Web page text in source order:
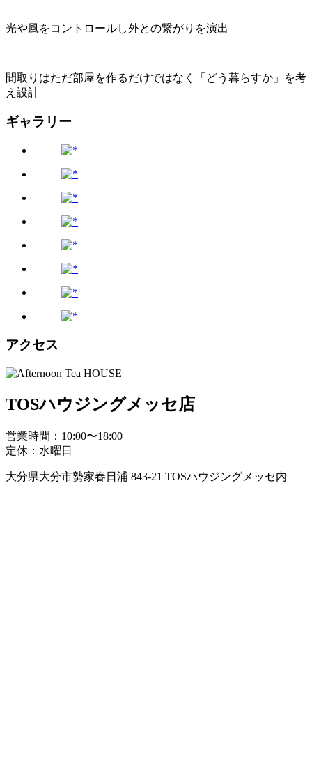
光や風をコントロールし外との繋がりを演出
間取りはただ部屋を作るだけではなく「どう暮らすか」を考
え設計
ギャラリー
アクセス
TOSハウジングメッセ店
営業時間：10:00〜18:00
定休：水曜日
大分県大分市勢家春日浦 843-21 TOSハウジングメッセ内